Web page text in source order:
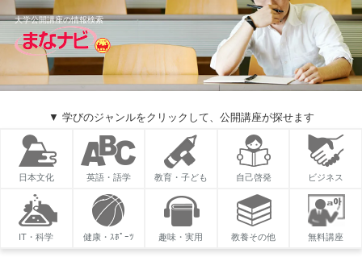
大学公開講座の情報検索
▼ 学びのジャンルをクリックして、公開講座が探せます
日本文化 英語・語学 教育・子ども 自己啓発 ビジネス
IT・科学 健康・ｽﾎﾟｰﾂ 趣味・実用 教養その他 無料講座